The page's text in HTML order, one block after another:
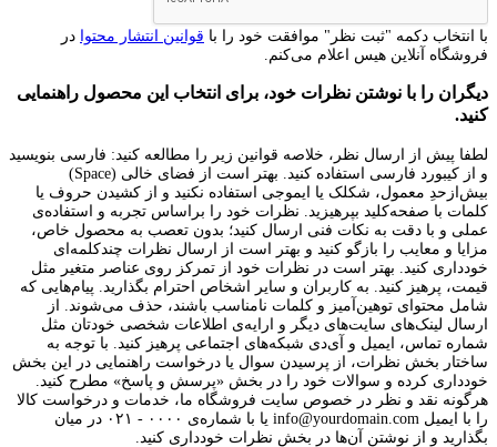
با انتخاب دکمه "ثبت نظر" موافقت خود را با قوانین انتشار محتوا در
فروشگاه آنلاین هیس اعلام می‌کنم.
دیگران را با نوشتن نظرات خود، برای انتخاب این محصول راهنمایی
کنید.
لطفا پیش از ارسال نظر، خلاصه قوانین زیر را مطالعه کنید: فارسی بنویسید
و از کیبورد فارسی استفاده کنید. بهتر است از فضای خالی (Space)
بیش‌از‌حدِ معمول، شکلک یا ایموجی استفاده نکنید و از کشیدن حروف یا
کلمات با صفحه‌کلید بپرهیزید. نظرات خود را براساس تجربه و استفاده‌ی
عملی و با دقت به نکات فنی ارسال کنید؛ بدون تعصب به محصول خاص،
مزایا و معایب را بازگو کنید و بهتر است از ارسال نظرات چندکلمه‌‌ای
خودداری کنید. بهتر است در نظرات خود از تمرکز روی عناصر متغیر مثل
قیمت، پرهیز کنید. به کاربران و سایر اشخاص احترام بگذارید. پیام‌هایی که
شامل محتوای توهین‌آمیز و کلمات نامناسب باشند، حذف می‌شوند. از
ارسال لینک‌های سایت‌های دیگر و ارایه‌ی اطلاعات شخصی خودتان مثل
شماره تماس، ایمیل و آی‌دی شبکه‌های اجتماعی پرهیز کنید. با توجه به
ساختار بخش نظرات، از پرسیدن سوال یا درخواست راهنمایی در این بخش
خودداری کرده و سوالات خود را در بخش «پرسش و پاسخ» مطرح کنید.
هرگونه نقد و نظر در خصوص سایت فروشگاه ما، خدمات و درخواست کالا
را با ایمیل info@yourdomain.com یا با شماره‌ی ۰۰۰۰ - ۰۲۱ در میان
بگذارید و از نوشتن آن‌ها در بخش نظرات خودداری کنید.